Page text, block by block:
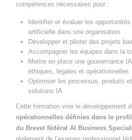
compétences nécessaires pour :
Identifier et évaluer les
artificielle dans une organisation
Développer et piloter des projets
Accompagner les équipes dans la
Mettre en place une gouvernance
éthiques, légales et opérationnelles
Optimiser les processus, produits
solutions IA
Cette formation vise le développement
opérationnelles définies dans le
du Brevet fédéral AI Business